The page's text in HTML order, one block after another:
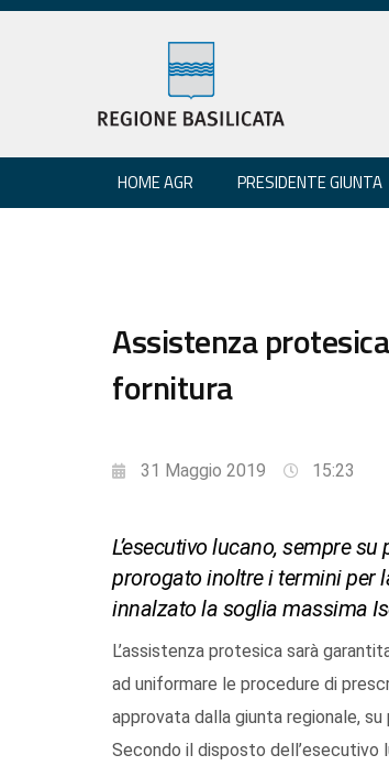
HOME AGR PRESIDENTE GIUNTA
Assistenza
fornitura
31 Maggio 2019 15:23
L’esecutivo lucano, sempre
prorogato inoltre i termini per
innalzato la soglia massima
L’assistenza protesica sarà
ad uniformare le procedure di
approvata dalla giunta regionale,
Secondo il disposto dell’esecutivo